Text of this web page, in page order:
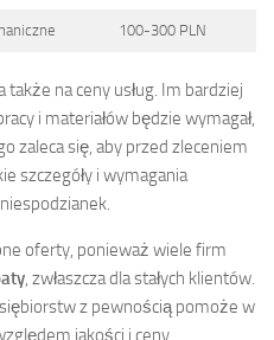
100-300 PLN
na ceny usług. Im bardziej
i materiałów będzie wymagał,
zaleca się, aby przed zleceniem
szczegóły i wymagania
oferty, ponieważ wiele firm
, zwłaszcza dla stałych klientów.
z pewnością pomoże w
jakości i ceny.